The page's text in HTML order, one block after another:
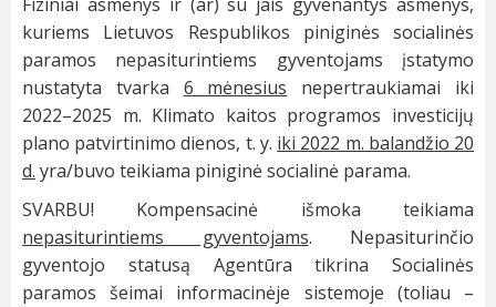
Fiziniai asmenys ir (ar) su jais gyvenantys asmenys,
kuriems Lietuvos Respublikos piniginės socialinės
paramos nepasiturintiems gyventojams įstatymo
nustatyta tvarka 6 mėnesius nepertraukiamai iki
2022–2025 m. Klimato kaitos programos investicijų
plano patvirtinimo dienos, t. y. iki 2022 m. balandžio 20
d. yra/buvo teikiama piniginė socialinė parama.
SVARBU! Kompensacinė išmoka teikiama
nepasiturintiems gyventojams. Nepasiturinčio
gyventojo statusą Agentūra tikrina Socialinės
paramos šeimai informacinėje sistemoje (toliau –